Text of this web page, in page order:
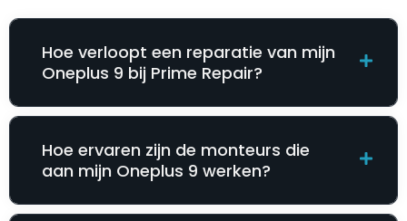
Hoe verloopt een reparatie van mijn
Oneplus 9 bij Prime Repair?
Hoe ervaren zijn de monteurs die
aan mijn Oneplus 9 werken?